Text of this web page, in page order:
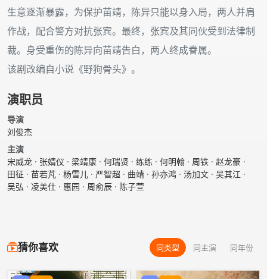
生意逐渐暴露，为保护苗靖，陈异只能以身入局，两人并肩
作战，配合警方对抗张宾。最终，张宾及其同伙受到法律制
裁。身受重伤的陈异向苗靖告白，两人终成眷属。
该剧改编自小说《野狗骨头》。
演职员
导演
刘俊杰
主演
宋威龙 · 张婧仪 · 梁靖康 · 何瑞贤 · 练练 · 何明翰 · 周铁 · 赵龙豪 ·
田征 · 苗若芃 · 杨雪儿 · 严智超 · 曲靖 · 孙亦鸿 · 汤加文 · 吴其江 ·
吴弘 · 凌美仕 · 惠园 · 周俞辰 · 陈子萱
猜你喜欢 同类型 同主演 同年份